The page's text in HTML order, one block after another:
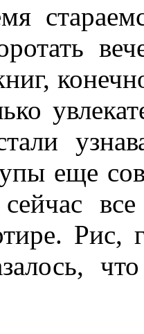
еще
сейчас
Рис,